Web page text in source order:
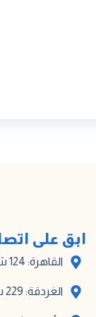
ابق على
القاهرة: 124 شارع أدهم، المبنى أ
الغردقة: 229 شارع مترو الكوثر